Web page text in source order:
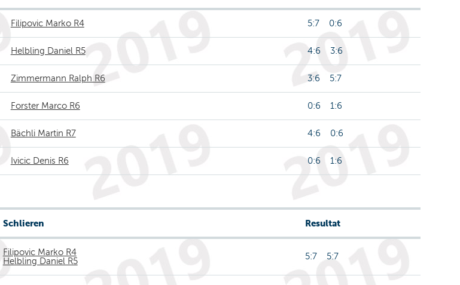
Filipovic Marko R4 5:7 0:6
Helbling Daniel R5 4:6 3:6
Zimmermann Ralph R6 3:6 5:7
Forster Marco R6 0:6 1:6
Bächli Martin R7 4:6 0:6
Ivicic Denis R6 0:6 1:6
Schlieren Resultat
Filipovic Marko R4
Helbling Daniel R5
5:7 5:7